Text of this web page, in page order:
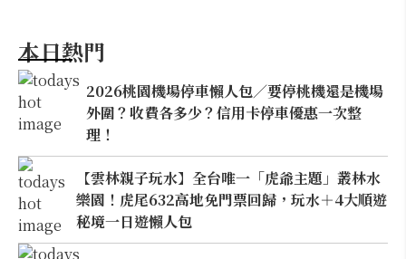
本日熱門
2026桃園機場停車懶人包／要停桃機還是機場
外圍？收費各多少？信用卡停車優惠一次整
理！
【雲林親子玩水】全台唯一「虎爺主題」叢林水
樂園！虎尾632高地免門票回歸，玩水＋4大順遊
秘境一日遊懶人包